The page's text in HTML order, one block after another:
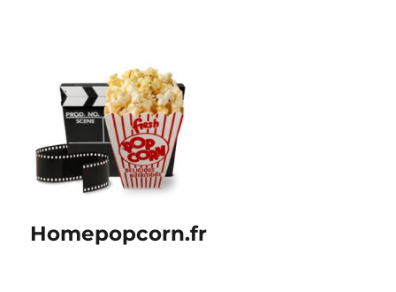
Homepopcorn.fr